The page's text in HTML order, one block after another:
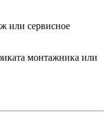
или сервисное
монтажника или